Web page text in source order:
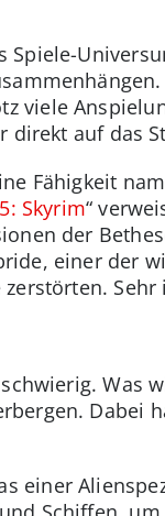
viele
direkt auf das
Fähigkeit
Skyrim“
der
einer der
Was
Dabei
einer